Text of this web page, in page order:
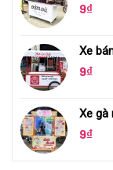
9₫
Xe
9₫
Xe gà
9₫